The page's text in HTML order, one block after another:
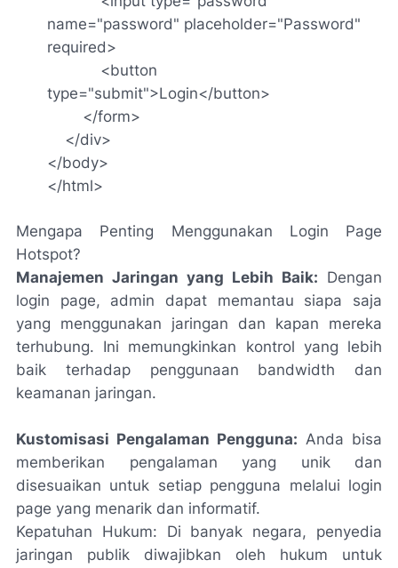
name="password" placeholder="Password"
required>
<button
type="submit">Login</button>
</form>
</div>
</body>
</html>
Mengapa Penting Menggunakan Login Page
Hotspot?
Manajemen Jaringan yang Lebih Baik: Dengan
login page, admin dapat memantau siapa saja
yang menggunakan jaringan dan kapan mereka
terhubung. Ini memungkinkan kontrol yang lebih
baik terhadap penggunaan bandwidth dan
keamanan jaringan.
Kustomisasi Pengalaman Pengguna: Anda bisa
memberikan pengalaman yang unik dan
disesuaikan untuk setiap pengguna melalui login
page yang menarik dan informatif.
Kepatuhan Hukum: Di banyak negara, penyedia
jaringan publik diwajibkan oleh hukum untuk